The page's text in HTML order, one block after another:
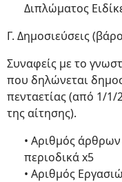
Διπλώματος
Γ. Δημοσιεύσεις
Συναφείς με το
που δηλώνεται
πενταετίας (από 1/
της αίτησης).
• Αριθμός
περιοδικά x5
• Αριθμός